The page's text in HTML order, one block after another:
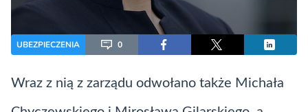
UBEZPIECZENIA 0
Wraz z nią z zarządu odwołano także Michała